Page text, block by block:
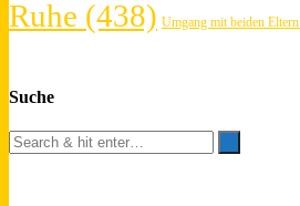
Ruhe (438) Umgang mit beiden Eltern
Suche